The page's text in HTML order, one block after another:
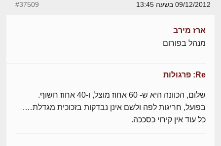
09/12/2012 בשעה 13:45 #37509
ארז מירב
מנהל בפורום
Re: פרגולות
שלום, הכוונה היא ש- 60 אחוז מוצל, ו-40 אחוז חשוף.
בפועל, חריגות לפה ולשם אינן נבדקות בזכוכית מגדלת….
כל עוד אין קירוי כסככה.